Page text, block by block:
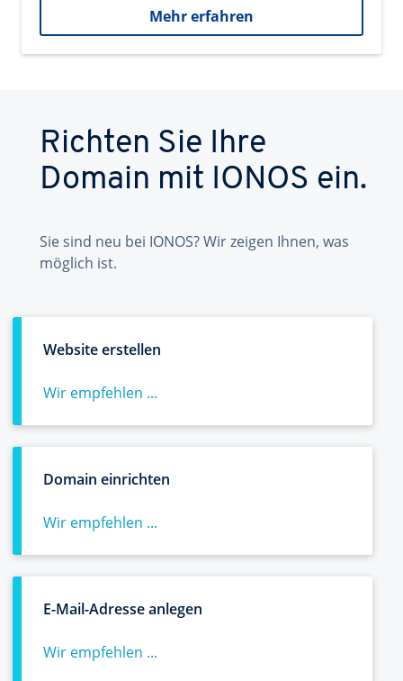
Mehr erfahren
Richten Sie Ihre
Domain mit IONOS ein.
Sie sind neu bei IONOS? Wir zeigen Ihnen, was
möglich ist.
Website erstellen
Wir empfehlen ...
Domain einrichten
Wir empfehlen ...
E-Mail-Adresse anlegen
Wir empfehlen ...